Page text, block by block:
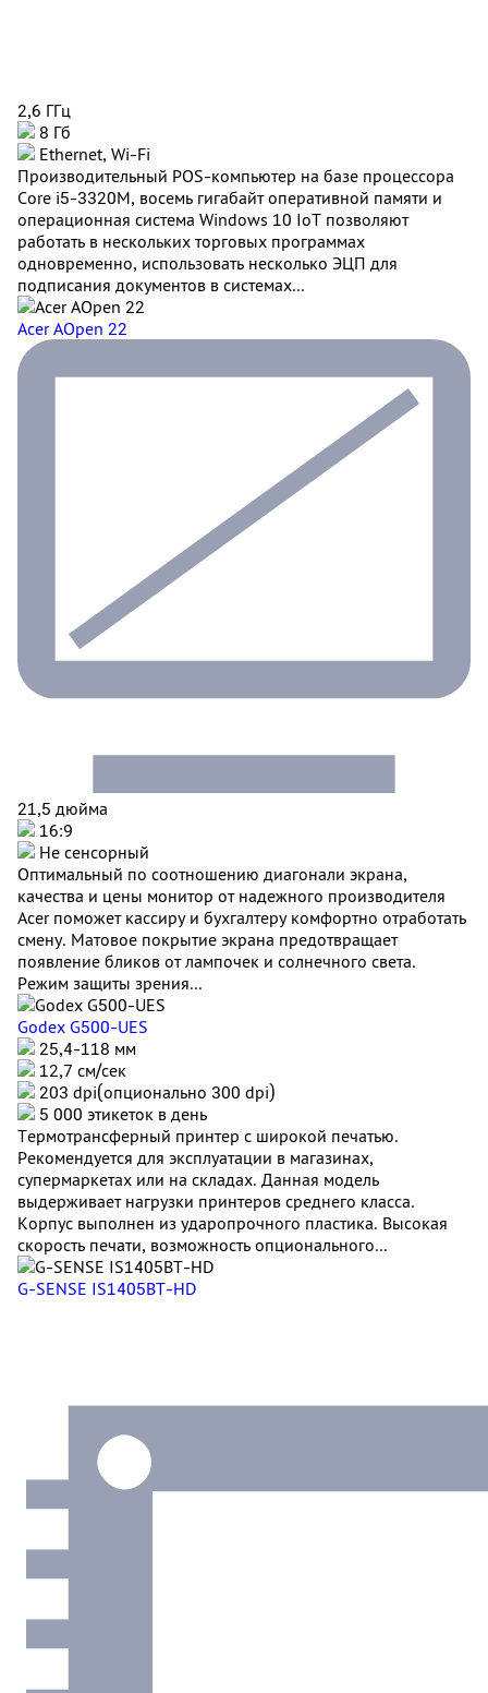
2,6 ГГц
8 Гб
Ethernet, Wi-Fi
Производительный POS-компьютер на базе процессора
Core i5-3320M, восемь гигабайт оперативной памяти и
операционная система Windows 10 IoT позволяют
работать в нескольких торговых программах
одновременно, использовать несколько ЭЦП для
подписания документов в системах...
Acer AOpen 22
21,5 дюйма
16:9
Не сенсорный
Оптимальный по соотношению диагонали экрана,
качества и цены монитор от надежного производителя
Acer поможет кассиру и бухгалтеру комфортно отработать
смену. Матовое покрытие экрана предотвращает
появление бликов от лампочек и солнечного света.
Режим защиты зрения...
Godex G500-UES
25,4-118 мм
12,7 см/сек
203 dpi(опционально 300 dpi)
5 000 этикеток в день
Термотрансферный принтер с широкой печатью.
Рекомендуется для эксплуатации в магазинах,
супермаркетах или на складах. Данная модель
выдерживает нагрузки принтеров среднего класса.
Корпус выполнен из ударопрочного пластика. Высокая
скорость печати, возможность опционального...
G-SENSE IS1405BT-HD